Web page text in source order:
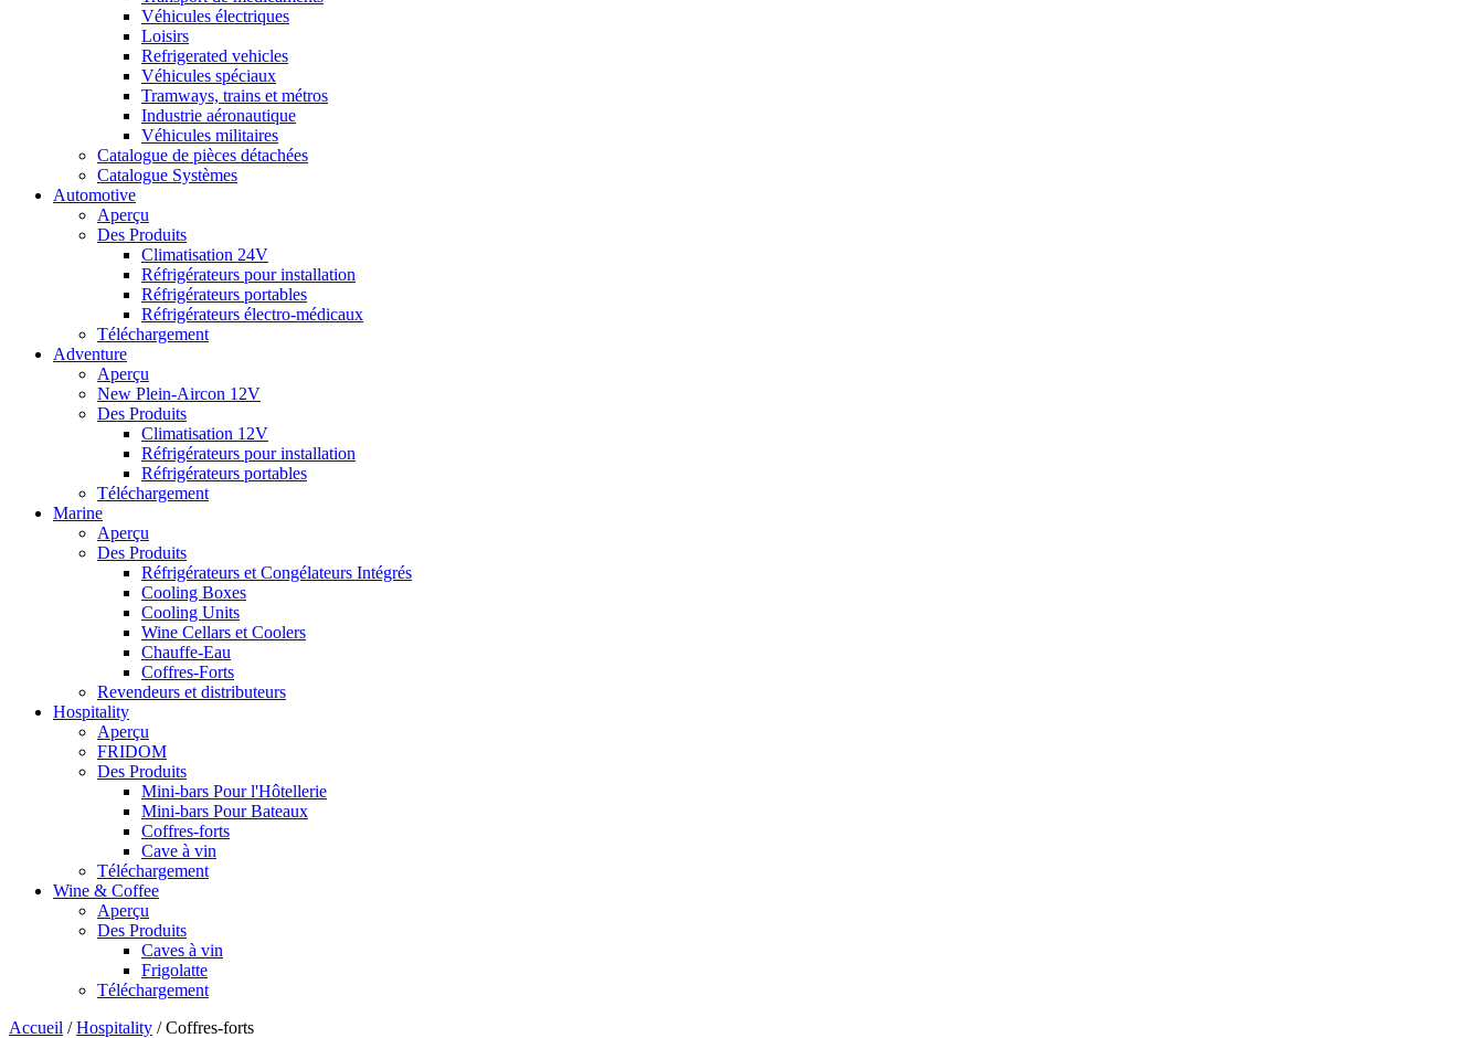
Véhicules électriques
Loisirs
Refrigerated vehicles
Véhicules spéciaux
Tramways, trains et métros
Industrie aéronautique
Véhicules militaires
Catalogue de pièces détachées
Catalogue Systèmes
Automotive
Aperçu
Des Produits
Climatisation 24V
Réfrigérateurs pour installation
Réfrigérateurs portables
Réfrigérateurs électro-médicaux
Téléchargement
Adventure
Aperçu
New Plein-Aircon 12V
Des Produits
Climatisation 12V
Réfrigérateurs pour installation
Réfrigérateurs portables
Téléchargement
Marine
Aperçu
Des Produits
Réfrigérateurs et Congélateurs Intégrés
Cooling Boxes
Cooling Units
Wine Cellars et Coolers
Chauffe-Eau
Coffres-Forts
Revendeurs et distributeurs
Hospitality
Aperçu
FRIDOM
Des Produits
Mini-bars Pour l'Hôtellerie
Mini-bars Pour Bateaux
Coffres-forts
Cave à vin
Téléchargement
Wine & Coffee
Aperçu
Des Produits
Caves à vin
Frigolatte
Téléchargement
Accueil /Hospitality / Coffres-forts